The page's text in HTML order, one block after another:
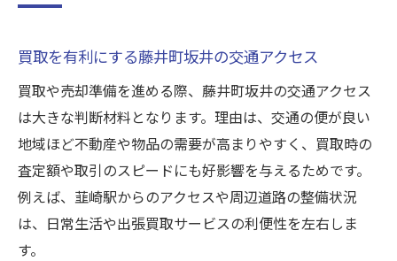
買取を有利にする藤井町坂井の交通アクセス
買取や売却準備を進める際、藤井町坂井の交通アクセス
は大きな判断材料となります。理由は、交通の便が良い
地域ほど不動産や物品の需要が高まりやすく、買取時の
査定額や取引のスピードにも好影響を与えるためです。
例えば、韮崎駅からのアクセスや周辺道路の整備状況
は、日常生活や出張買取サービスの利便性を左右しま
す。